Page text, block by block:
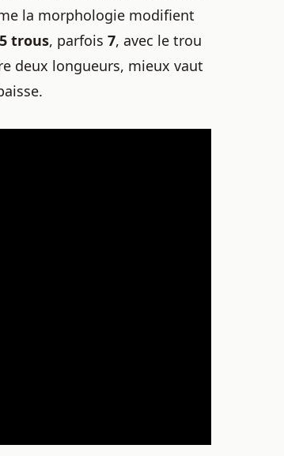
la morphologie modifient
5 trous, parfois 7, avec le trou
deux longueurs, mieux vaut